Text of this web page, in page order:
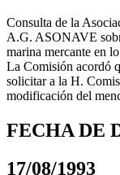
Consulta de la
A.G. ASONAVE
marina mercante en
La Comisión acordó
solicitar a la H.
modificación del
FECHA DE
17/08/1993